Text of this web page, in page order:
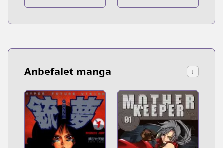
Anbefalet manga ↓